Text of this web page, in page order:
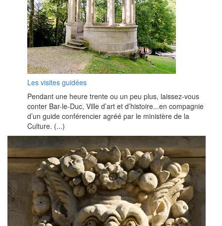
Les visites guidées
Pendant une heure trente ou un peu plus, laissez-vous
conter Bar-le-Duc, Ville d’art et d’histoire...en compagnie
d’un guide conférencier agréé par le ministère de la
Culture. (...)